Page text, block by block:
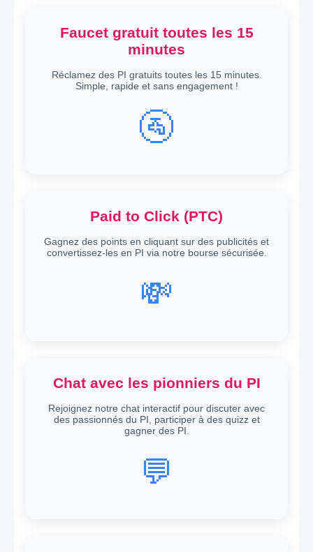
Faucet gratuit toutes les 15
minutes
Réclamez des PI gratuits toutes les 15 minutes.
Simple, rapide et sans engagement !
🚰
Paid to Click (PTC)
Gagnez des points en cliquant sur des publicités et
convertissez-les en PI via notre bourse sécurisée.
💸
Chat avec les pionniers du PI
Rejoignez notre chat interactif pour discuter avec
des passionnés du PI, participer à des quizz et
gagner des PI.
💬